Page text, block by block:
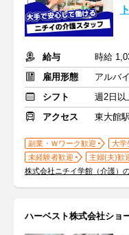
給与
時給
雇用形態
アルバ
シフト
週2日以
アクセス
東大館駅
副業・Ｗワーク歓迎 大学
未経験者歓迎
主婦(夫)歓
株式会社ニチイ学館（介護）
ハーベスト株式会社ショ